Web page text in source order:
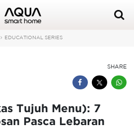
EDUCATIONAL SERIES
SHARE
Tujuh Menu): 7
Pasca Lebaran